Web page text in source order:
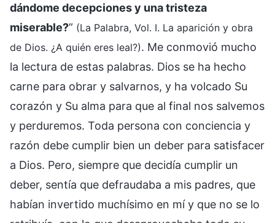
dándome decepciones y una tristeza
miserable?” (La Palabra, Vol. I. La aparición y obra
de Dios. ¿A quién eres leal?). Me conmovió mucho
la lectura de estas palabras. Dios se ha hecho
carne para obrar y salvarnos, y ha volcado Su
corazón y Su alma para que al final nos salvemos
y perduremos. Toda persona con conciencia y
razón debe cumplir bien un deber para satisfacer
a Dios. Pero, siempre que decidía cumplir un
deber, sentía que defraudaba a mis padres, que
habían invertido muchísimo en mí y que no se lo